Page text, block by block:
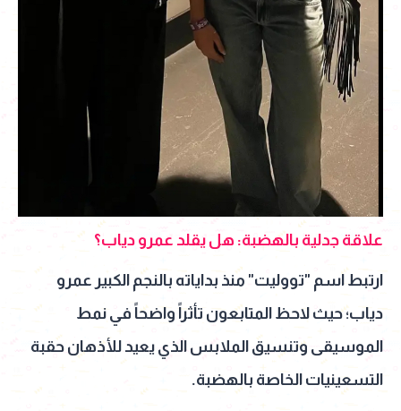
علاقة جدلية بالهضبة: هل يقلد عمرو دياب؟
ارتبط اسم "تووليت" منذ بداياته بالنجم الكبير عمرو
دياب؛ حيث لاحظ المتابعون تأثراً واضحاً في نمط
الموسيقى وتنسيق الملابس الذي يعيد للأذهان حقبة
التسعينيات الخاصة بالهضبة.